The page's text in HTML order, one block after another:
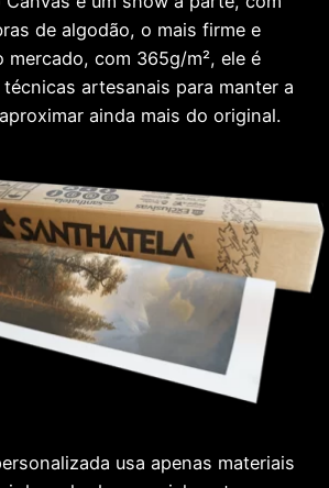
de algodão, o mais firme e
mercado, com 365g/m², ele é
artesanais para manter a
ainda mais do original.
usa apenas materiais